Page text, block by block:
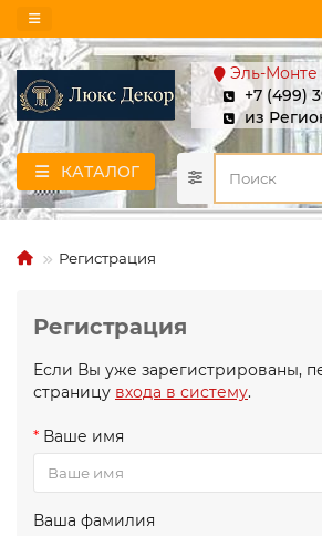
Эль-Монте
+7 (499)
из
КАТАЛОГ
Регистрация
Регистрация
Если Вы уже зарегистрированы,
страницу входа в систему.
Ваше имя
Ваша фамилия